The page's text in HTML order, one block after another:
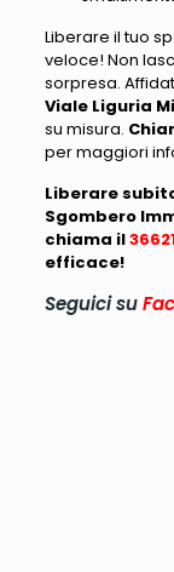
Liberare il tuo
veloce! Non
sorpresa.
Viale Liguria
su misura.
per maggiori
Liberare
Sgombero
chiama il
efficace!
Seguici su